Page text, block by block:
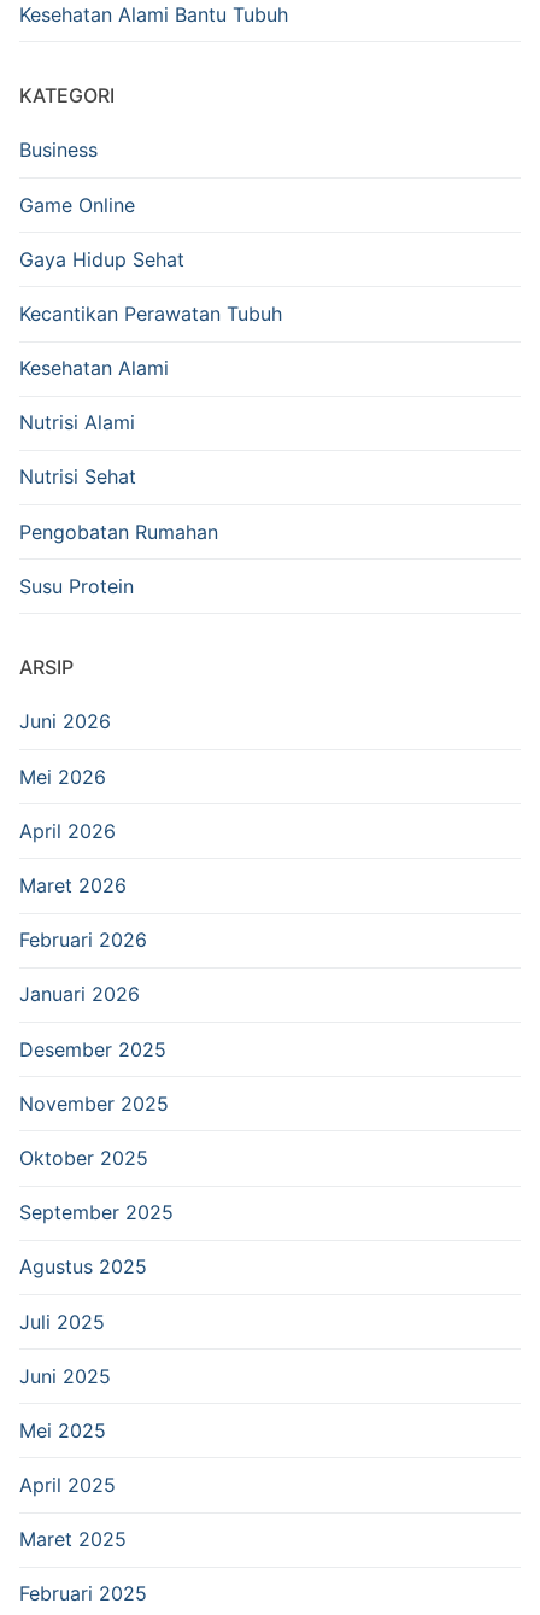
Kesehatan Alami Bantu Tubuh
KATEGORI
Business
Game Online
Gaya Hidup Sehat
Kecantikan Perawatan Tubuh
Kesehatan Alami
Nutrisi Alami
Nutrisi Sehat
Pengobatan Rumahan
Susu Protein
ARSIP
Juni 2026
Mei 2026
April 2026
Maret 2026
Februari 2026
Januari 2026
Desember 2025
November 2025
Oktober 2025
September 2025
Agustus 2025
Juli 2025
Juni 2025
Mei 2025
April 2025
Maret 2025
Februari 2025